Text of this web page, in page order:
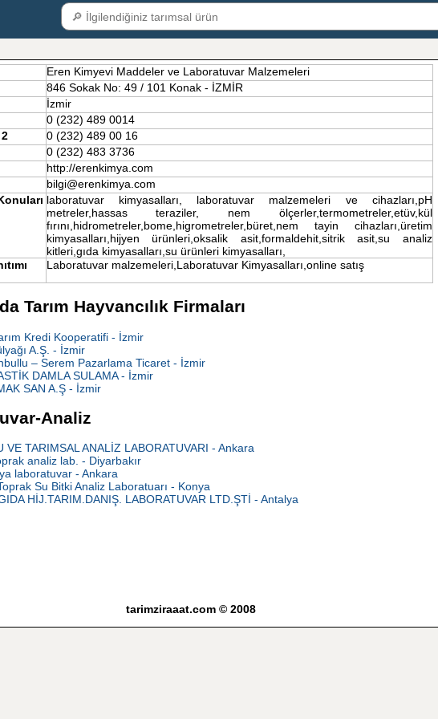
Eren Kimyevi Maddeler ve Laboratuvar Malzemeleri
846 Sokak No: 49 / 101 Konak - İZMİR
İzmir
0 (232) 489 0014
0 (232) 489 00 16
0 (232) 483 3736
http://erenkimya.com
bilgi@erenkimya.com
laboratuvar kimyasalları, laboratuvar malzemeleri ve cihazları,pH
metreler,hassas teraziler, nem ölçerler,termometreler,etüv,kül
fırını,hidrometreler,bome,higrometreler,büret,nem tayin cihazları,üretim
kimyasalları,hijyen ürünleri,oksalik asit,formaldehit,sitrik asit,su analiz
kitleri,gıda kimyasalları,su ürünleri kimyasalları,
Laboratuvar malzemeleri,Laboratuvar Kimyasalları,online satış
Tarım Hayvancılık Firmaları
Kredi Kooperatifi - İzmir
A.Ş. - İzmir
– Serem Pazarlama Ticaret - İzmir
DAMLA SULAMA - İzmir
SAN A.Ş - İzmir
Analiz
VE TARIMSAL ANALİZ LABORATUVARI - Ankara
analiz lab. - Diyarbakır
laboratuvar - Ankara
Su Bitki Analiz Laboratuarı - Konya
HİJ.TARIM.DANIŞ. LABORATUVAR LTD.ŞTİ - Antalya
tarimziraaat.com © 2008